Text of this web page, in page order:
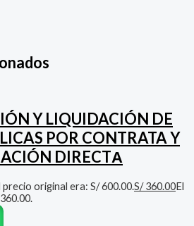
Y LIQUIDACIÓN DE
POR CONTRATA Y
DIRECTА
precio original era: S/ 600.00.S/360.00El